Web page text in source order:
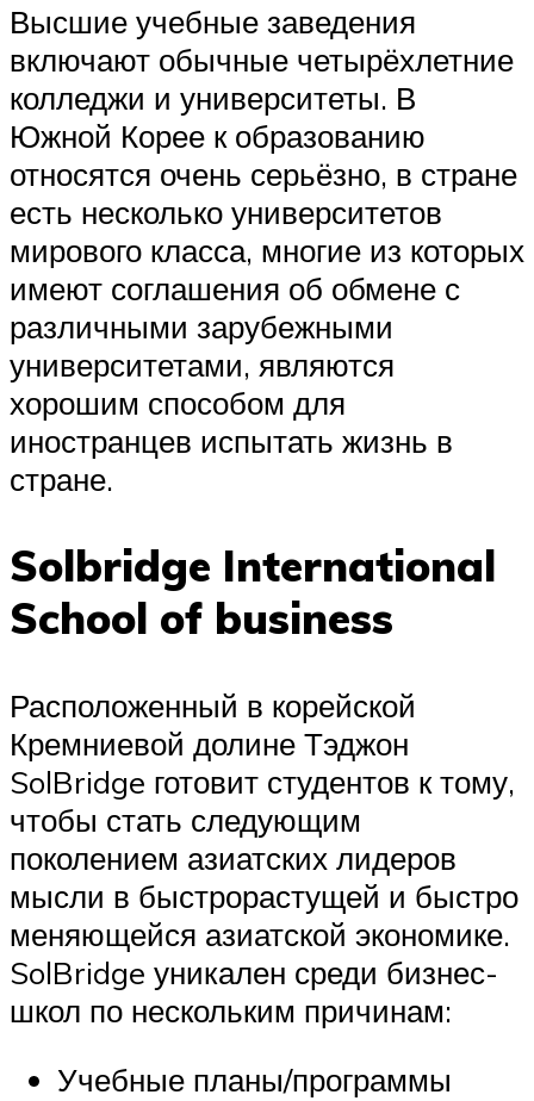
Высшие учебные заведения
включают обычные четырёхлетние
колледжи и университеты. В
Южной Корее к образованию
относятся очень серьёзно, в стране
есть несколько университетов
мирового класса, многие из которых
имеют соглашения об обмене с
различными зарубежными
университетами, являются
хорошим способом для
иностранцев испытать жизнь в
стране.
Solbridge International
School of business
Расположенный в корейской
Кремниевой долине Тэджон
SolBridge готовит студентов к тому,
чтобы стать следующим
поколением азиатских лидеров
мысли в быстрорастущей и быстро
меняющейся азиатской экономике.
SolBridge уникален среди бизнес-
школ по нескольким причинам:
Учебные планы/программы